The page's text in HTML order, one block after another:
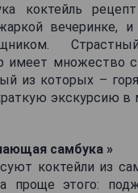
коктейль
вечеринке,
имеет множество
из которых –
экскурсию в
самбука »
коктейли из
проще этого: